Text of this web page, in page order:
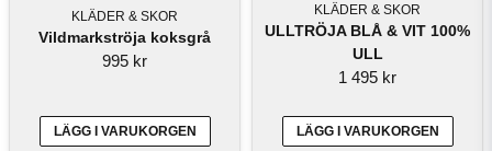
KLÄDER & SKOR
Vildmarkströja koksgrå
995 kr
LÄGG I VARUKORGEN
KLÄDER & SKOR
ULLTRÖJA BLÅ & VIT 100%
ULL
1 495 kr
LÄGG I VARUKORGEN